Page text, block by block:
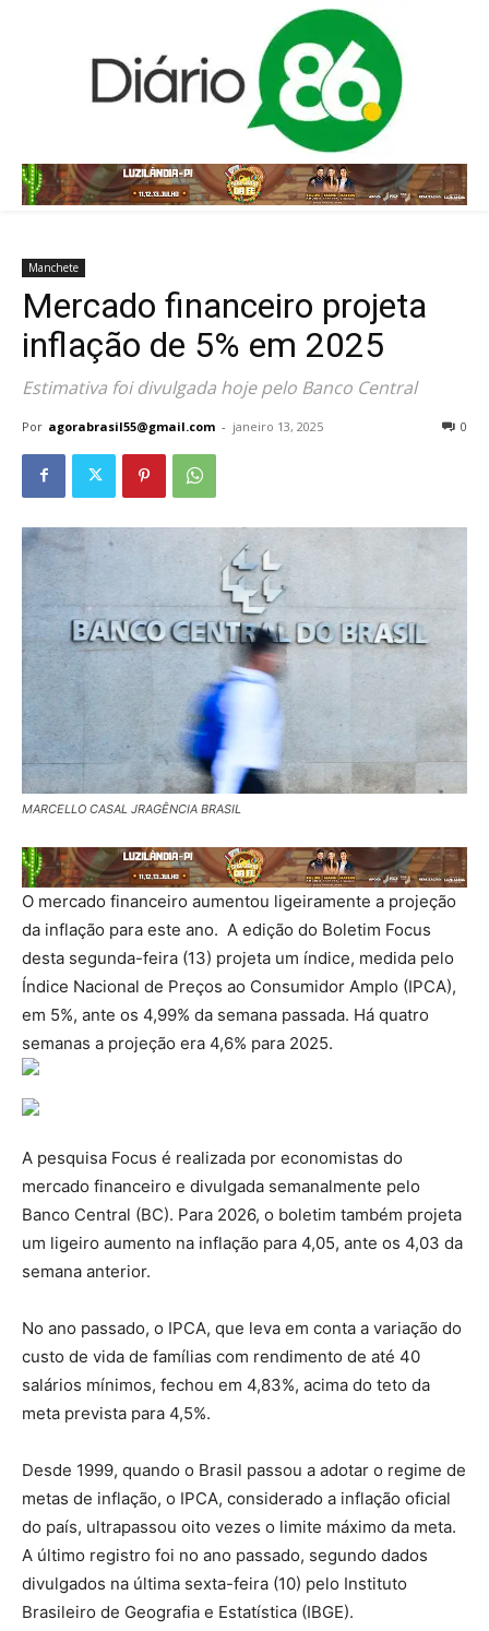
Manchete
Mercado financeiro projeta
inflação de 5% em 2025
Estimativa foi divulgada hoje pelo Banco Central
Por agorabrasil55@gmail.com - janeiro 13, 2025 0
MARCELLO CASAL JRAGÊNCIA BRASIL
O mercado financeiro aumentou ligeiramente a projeção
da inflação para este ano. A edição do Boletim Focus
desta segunda-feira (13) projeta um índice, medida pelo
Índice Nacional de Preços ao Consumidor Amplo (IPCA),
em 5%, ante os 4,99% da semana passada. Há quatro
semanas a projeção era 4,6% para 2025.
A pesquisa Focus é realizada por economistas do
mercado financeiro e divulgada semanalmente pelo
Banco Central (BC). Para 2026, o boletim também projeta
um ligeiro aumento na inflação para 4,05, ante os 4,03 da
semana anterior.
No ano passado, o IPCA, que leva em conta a variação do
custo de vida de famílias com rendimento de até 40
salários mínimos, fechou em 4,83%, acima do teto da
meta prevista para 4,5%.
Desde 1999, quando o Brasil passou a adotar o regime de
metas de inflação, o IPCA, considerado a inflação oficial
do país, ultrapassou oito vezes o limite máximo da meta.
A último registro foi no ano passado, segundo dados
divulgados na última sexta-feira (10) pelo Instituto
Brasileiro de Geografia e Estatística (IBGE).